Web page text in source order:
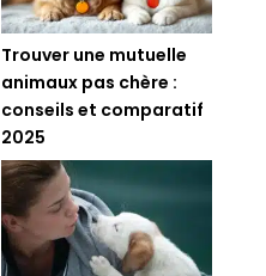
Trouver une mutuelle
animaux pas chère :
conseils et comparatif
2025